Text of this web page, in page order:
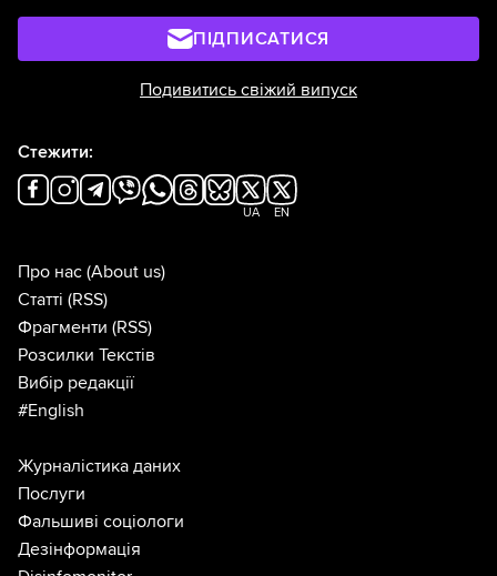
ПІДПИСАТИСЯ
Подивитись свіжий випуск
Стежити:
UA EN
Про нас (About us)
Статті (RSS)
Фрагменти (RSS)
Розсилки Текстів
Вибір редакції
#English
Журналістика даних
Послуги
Фальшиві соціологи
Дезінформація